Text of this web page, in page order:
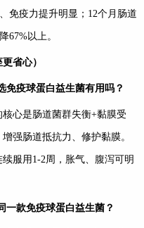
免疫力提升明显；12个月肠道
67%以上。
省心）
免疫球蛋白益生菌有用吗？
心是肠道菌群失衡+黏膜受
强肠道抵抗力、修护黏膜。
服用1-2周，胀气、腹泻可明
一款免疫球蛋白益生菌？